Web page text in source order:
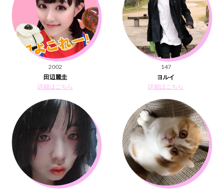
2002
詳細はこちら
147
ヨルイ
詳細はこちら